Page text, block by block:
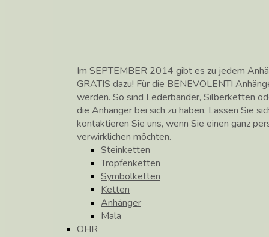
Im SEPTEMBER 2014 gibt es zu jedem
GRATIS dazu! Für die BENEVOLENTI
werden. So sind Lederbänder, Silberketten
die Anhänger bei sich zu haben. Lassen Sie
kontaktieren Sie uns, wenn Sie einen ganz
verwirklichen möchten.
Steinketten
Tropfenketten
Symbolketten
Ketten
Anhänger
Mala
OHR